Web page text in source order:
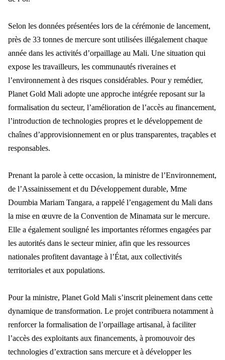
Selon les données présentées lors de la cérémonie de lancement,
près de 33 tonnes de mercure sont utilisées illégalement chaque
année dans les activités d’orpaillage au Mali. Une situation qui
expose les travailleurs, les communautés riveraines et
l’environnement à des risques considérables. Pour y remédier,
Planet Gold Mali adopte une approche intégrée reposant sur la
formalisation du secteur, l’amélioration de l’accès au financement,
l’introduction de technologies propres et le développement de
chaînes d’approvisionnement en or plus transparentes, traçables et
responsables.
Prenant la parole à cette occasion, la ministre de l’Environnement,
de l’Assainissement et du Développement durable, Mme
Doumbia Mariam Tangara, a rappelé l’engagement du Mali dans
la mise en œuvre de la Convention de Minamata sur le mercure.
Elle a également souligné les importantes réformes engagées par
les autorités dans le secteur minier, afin que les ressources
nationales profitent davantage à l’État, aux collectivités
territoriales et aux populations.
Pour la ministre, Planet Gold Mali s’inscrit pleinement dans cette
dynamique de transformation. Le projet contribuera notamment à
renforcer la formalisation de l’orpaillage artisanal, à faciliter
l’accès des exploitants aux financements, à promouvoir des
technologies d’extraction sans mercure et à développer les